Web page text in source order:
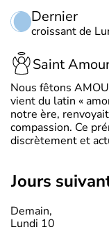
Dernier
croissant de
Saint
Nous fêtons
vient du latin «
notre ère,
compassion. Ce
discrètement et
jours
Demain,
Lundi 10